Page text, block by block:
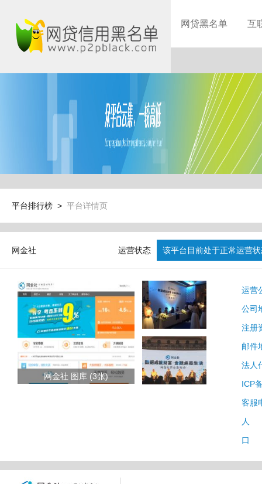
网贷黑名单 互
平台排行榜 > 平台详情页
网金社 运营状态 该平台目前处于正常运营
网金社 图库 (3张)
运营
公司
注册
邮件
法人
ICP
客服
人
口